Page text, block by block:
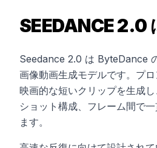
SEEDANCE 2.0
Seedance 2.0 は ByteDance
画像動画生成モデルです。プ
映画的な短いクリップを生成
ショット構成、フレーム間で
ます。